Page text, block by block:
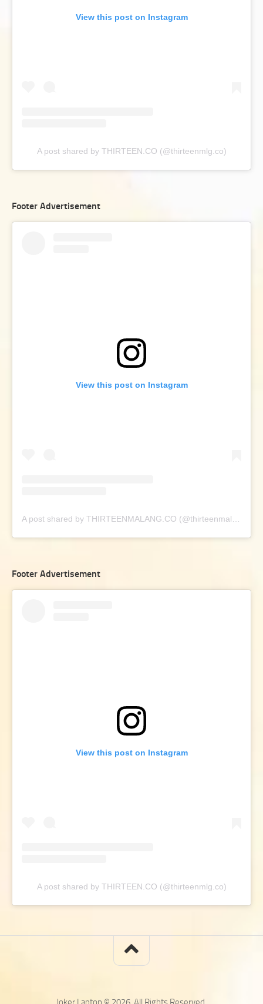
View this post on Instagram
A post shared by THIRTEEN.CO (@thirteenmlg.co)
Footer Advertisement
View this post on Instagram
Footer Advertisement
View this post on Instagram
A post shared by THIRTEEN.CO (@thirteenmlg.co)